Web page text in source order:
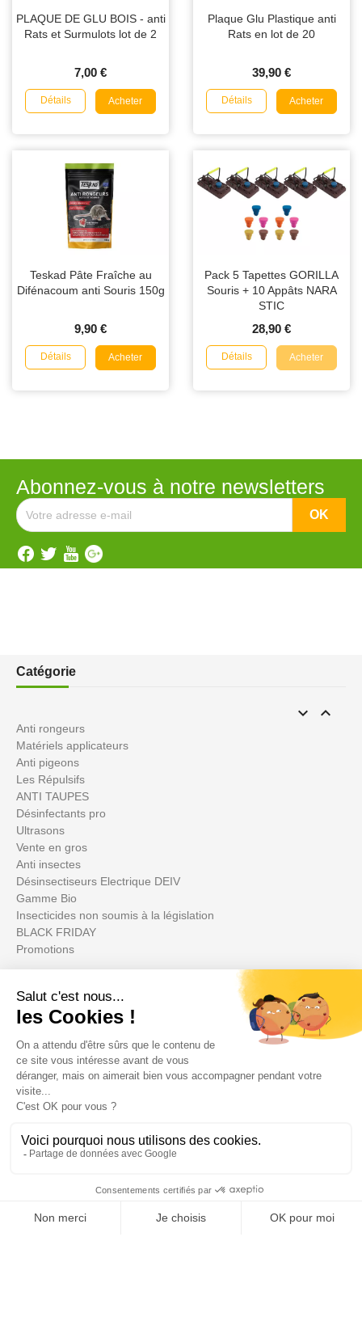
PLAQUE DE GLU BOIS - anti
Rats et Surmulots lot de 2
7,00 €
Détails Acheter
Plaque Glu Plastique anti
Rats en lot de 20
39,90 €
Détails Acheter
Teskad Pâte Fraîche au
Difénacoum anti Souris 150g
9,90 €
Détails Acheter
Pack 5 Tapettes GORILLA
Souris + 10 Appâts NARA
STIC
28,90 €
Détails Acheter
Abonnez-vous à notre newsletters
Catégorie
 
Anti rongeurs
Matériels applicateurs
Anti pigeons
Les Répulsifs
ANTI TAUPES
Désinfectants pro
Ultrasons
Vente en gros
Anti insectes
Désinsectiseurs Electrique DEIV
Gamme Bio
Insecticides non soumis à la législation
BLACK FRIDAY
Promotions
Votre compte

Informations
